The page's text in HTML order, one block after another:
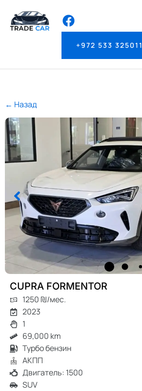
+972 533 325011
← Назад
CUPRA FORMENTOR
1250 ₪/мес.
2023
1
69,000 km
Турбо бензин
АКПП
Двигатель: 1500
SUV